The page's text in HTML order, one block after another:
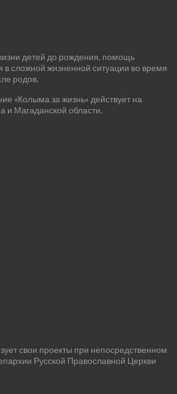
детей до рождения, помощь
сложной жизненной ситуации во время
родов.
«Колыма за жизнь» действует на
и Магаданской области.
свои проекты при непосредственном
Русской Православной Церкви